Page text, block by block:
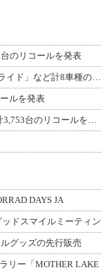
のリコールを発表
ルを発表
DAYS JA
ドスマイルミーティン
グッズの先行販売
リー「MOTHER LAKE